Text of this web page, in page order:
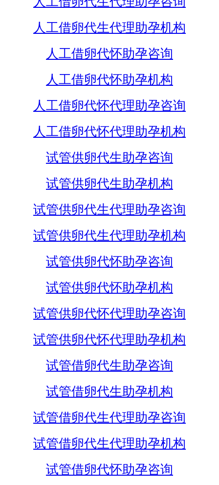
人工借卵代生代理助孕机构
人工借卵代怀助孕咨询
人工借卵代怀助孕机构
人工借卵代怀代理助孕咨询
人工借卵代怀代理助孕机构
试管供卵代生助孕咨询
试管供卵代生助孕机构
试管供卵代生代理助孕咨询
试管供卵代生代理助孕机构
试管供卵代怀助孕咨询
试管供卵代怀助孕机构
试管供卵代怀代理助孕咨询
试管供卵代怀代理助孕机构
试管借卵代生助孕咨询
试管借卵代生助孕机构
试管借卵代生代理助孕咨询
试管借卵代生代理助孕机构
试管借卵代怀助孕咨询